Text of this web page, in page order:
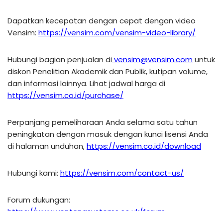
Dapatkan kecepatan dengan cepat dengan video
Vensim: https://vensim.com/vensim-video-library/
Hubungi bagian penjualan divensim@vensim.comuntuk
diskon Penelitian Akademik dan Publik, kutipan volume,
dan informasi lainnya. Lihat jadwal harga di
https://vensim.co.id/purchase/
Perpanjang pemeliharaan Anda selama satu tahun
peningkatan dengan masuk dengan kunci lisensi Anda
di halaman unduhan,https://vensim.co.id/download
Hubungi kami: https://vensim.com/contact-us/
Forum dukungan: